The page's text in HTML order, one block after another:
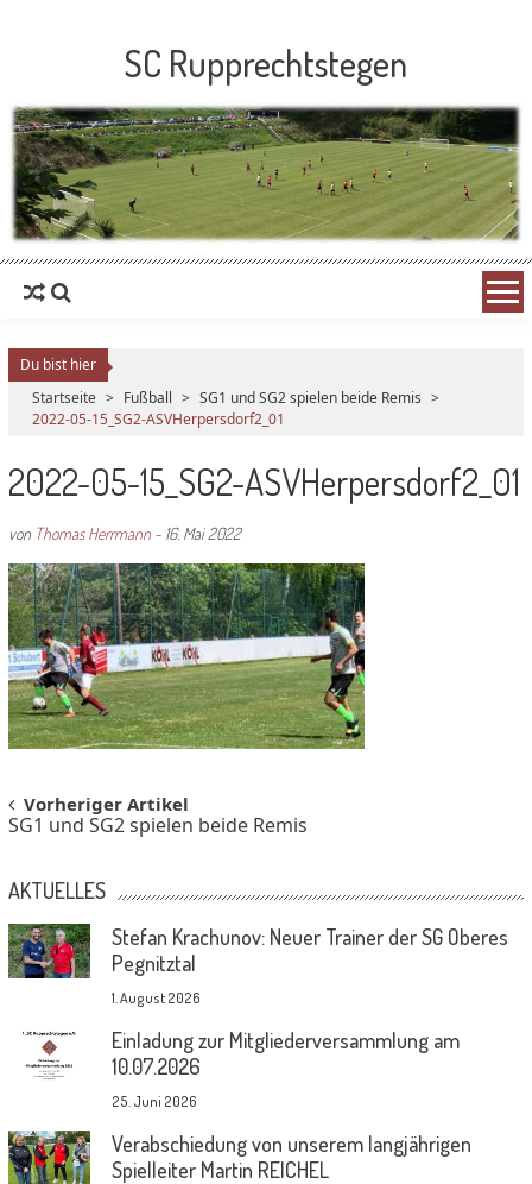
SC Rupprechtstegen
Du bist hier
Startseite > Fußball > SG1 und SG2 spielen beide Remis >
2022-05-15_SG2-ASVHerpersdorf2_01
2022-05-15_SG2-ASVHerpersdorf2_01
von Thomas Herrmann- 16. Mai 2022
Post
navigation
Vorheriger Artikel
SG1 und SG2 spielen beide Remis
AKTUELLES
Stefan Krachunov: Neuer Trainer der SG Oberes
Pegnitztal
1. August 2026
Einladung zur Mitgliederversammlung am
10.07.2026
25. Juni 2026
Verabschiedung von unserem langjährigen
Spielleiter Martin REICHEL